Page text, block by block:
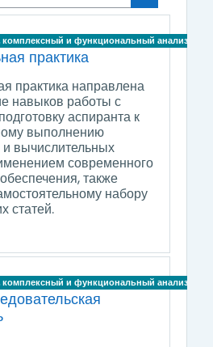
Поиск курса
комплексный и функциональный анализ
практика
практика направлена
навыков работы с
аспиранта к
выполнению
и вычислительных
современного
также
набору
статей.
комплексный и функциональный анализ